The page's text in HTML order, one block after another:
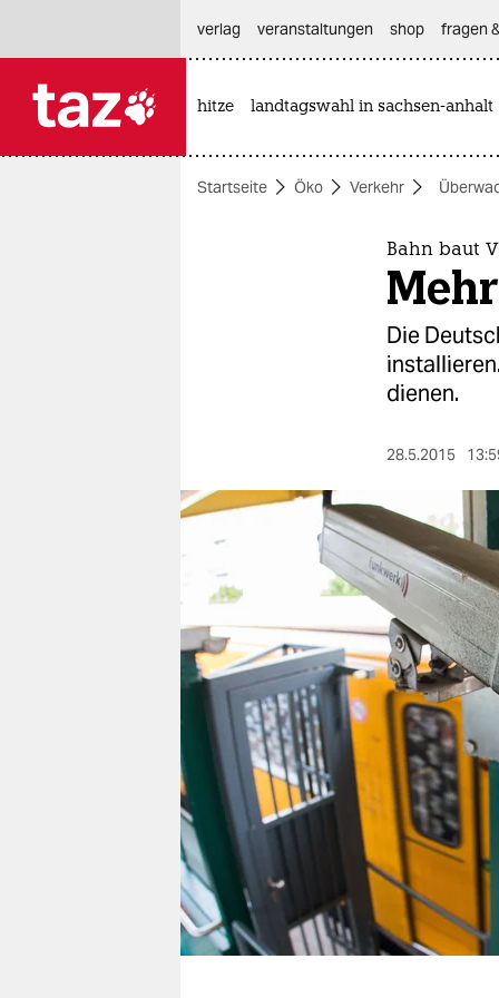
themen
berlin
nord
wahrheit
verlag
verlag
veranstaltungen
shop
fragen & hilfe
unterstützen
abo
genossenschaft
verlag
veranstaltungen shop fragen
hitze landtagswahl in sachsen-anhalt
Startseite Öko Verkehr
Bahn baut
Die
dienen.
28.5.2015